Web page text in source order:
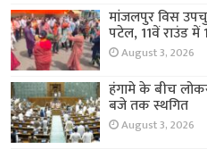
मांजलपुर विस
पटेल, 11वें राउंड में
August 3, 2026
हंगामे के बीच
बजे तक स्थगित
August 3, 2026